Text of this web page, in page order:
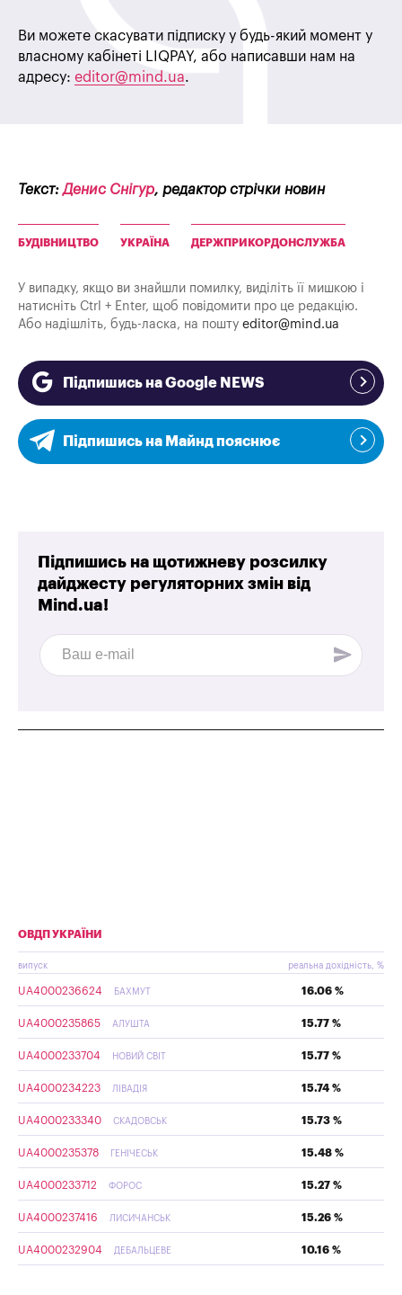
Ви можете скасувати підписку у будь-який момент у
власному кабінеті LIQPAY, або написавши нам на
адресу: editor@mind.ua.
Текст:Денис Снігур, редактор стрічки новин
БУДІВНИЦТВО УКРАЇНА ДЕРЖПРИКОРДОНСЛУЖБА
У випадку, якщо ви знайшли помилку, виділіть її мишкою і
натисніть Ctrl + Enter, щоб повідомити про це редакцію.
Або надішліть, будь-ласка, на пошту editor@mind.ua
Підпишись на Google NEWS
Підпишись на Майнд пояснює
Підпишись на щотижневу розсилку
дайджесту регуляторних змін від
Mind.ua!
ОВДП УКРАЇНИ
випуск реальна дохідність, %
UA4000236624 БАХМУТ 16.06 %
UA4000235865 АЛУШТА 15.77 %
UA4000233704 НОВИЙ СВІТ 15.77 %
UA4000234223 ЛІВАДІЯ 15.74 %
UA4000233340 СКАДОВСЬК 15.73 %
UA4000235378 ГЕНІЧЕСЬК 15.48 %
UA4000233712 ФОРОС 15.27 %
UA4000237416 ЛИСИЧАНСЬК 15.26 %
UA4000232904 ДЕБАЛЬЦЕВЕ 10.16 %